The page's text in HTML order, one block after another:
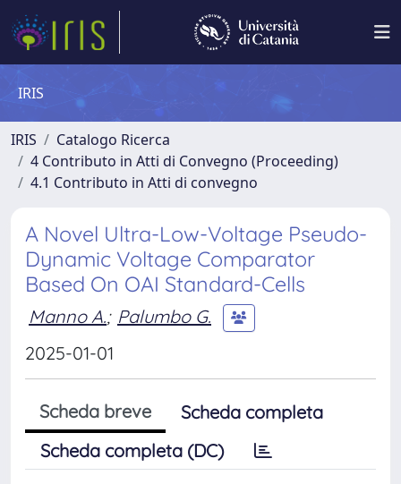
IRIS
IRIS
Catalogo Ricerca
4 Contributo in Atti di Convegno (Proceeding)
4.1 Contributo in Atti di convegno
A Novel Ultra-Low-Voltage Pseudo-
Dynamic Voltage Comparator
Based On OAI Standard-Cells
Manno A.; Palumbo G.
2025-01-01
Scheda breve
Scheda completa
Scheda completa (DC)